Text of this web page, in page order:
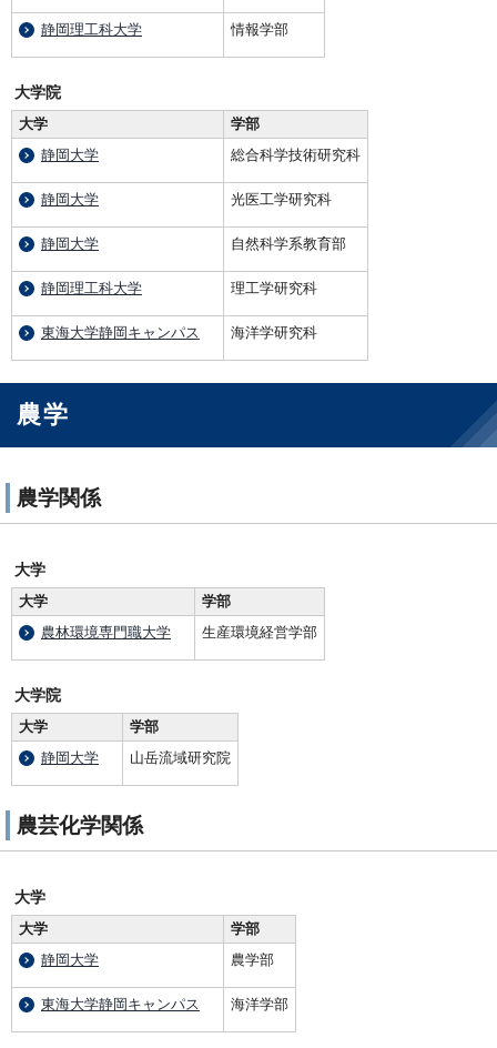
静岡理工科大学 情報学部
大学院
大学
学部
静岡大学
総合科学技術研究科
静岡大学 光医工学研究科
静岡大学 自然科学系教育部
静岡理工科大学 理工学研究科
東海大学静岡キャンパス 海洋学研究科
農学
農学関係
大学
大学
学部
農林環境専門職大学
生産環境経営学部
大学院
大学
学部
静岡大学
山岳流域研究院
農芸化学関係
大学
大学
学部
静岡大学
農学部
東海大学静岡キャンパス 海洋学部